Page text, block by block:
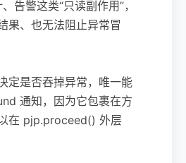
告警这类“只读副作用”，
果、也无法阻止异常冒
定是否吞掉异常，唯一能
通知，因为它包裹在方
在 pjp.proceed() 外层